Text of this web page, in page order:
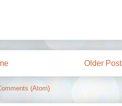
Older Post
(Atom)